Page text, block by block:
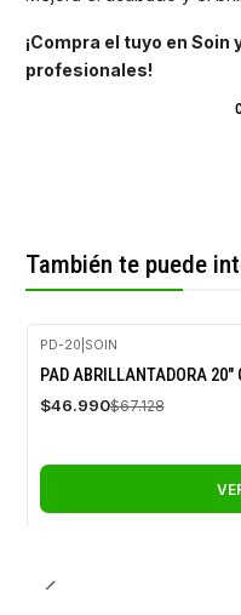
¡Compra el tuyo en
profesionales!
También te puede
-30%
OFF
PD-20 SOIN
PAD ABRILLANTADORA
$46.990$67.128